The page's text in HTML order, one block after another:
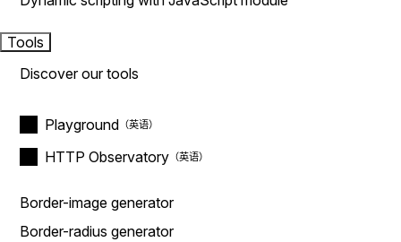
Tools
Discover our tools
Playground
HTTP Observatory
Border-image generator
Border-radius generator